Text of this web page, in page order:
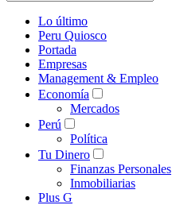
Lo último
Peru Quiosco
Portada
Empresas
Management & Empleo
Economía
Mercados
Perú
Política
Tu Dinero
Finanzas Personales
Inmobiliarias
Plus G